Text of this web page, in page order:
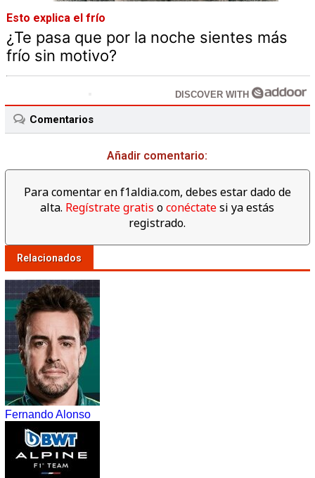
Esto explica el frío
¿Te pasa que por la noche sientes más
frío sin motivo?
DISCOVER WITH
Comentarios
Añadir comentario:
Para comentar en f1aldia.com, debes estar dado de
alta. Regístrate gratis oconéctatesi ya estás
registrado.
Relacionados
Fernando Alonso